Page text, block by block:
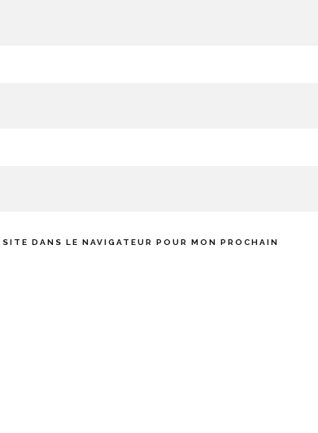
DANS LE NAVIGATEUR POUR MON PROCHAIN